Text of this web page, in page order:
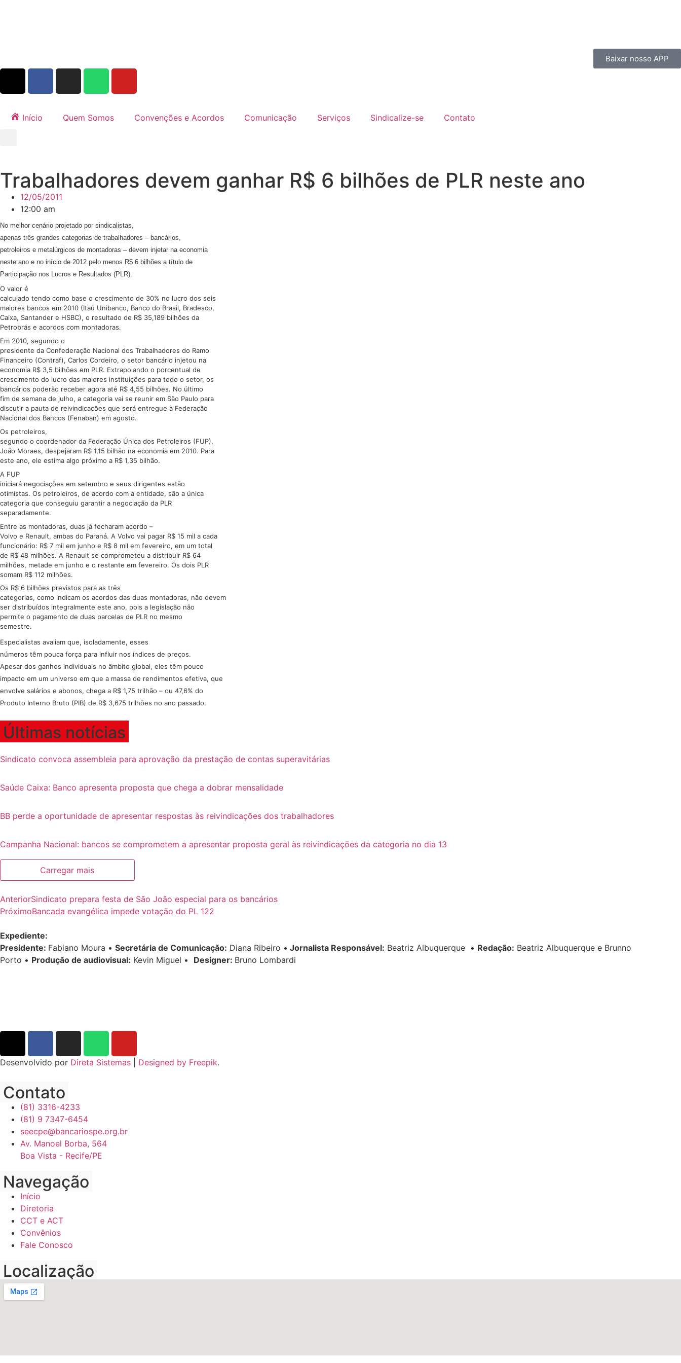
Baixar nosso APP
Início Quem Somos Convenções e Acordos Comunicação Serviços Sindicalize-se Contato
Trabalhadores devem ganhar R$ 6 bilhões de PLR neste ano
12/05/2011
12:00 am
No melhor cenário projetado por sindicalistas,
apenas três grandes categorias de trabalhadores – bancários,
petroleiros e metalúrgicos de montadoras – devem injetar na economia
neste ano e no início de 2012 pelo menos R$ 6 bilhões a título de
Participação nos Lucros e Resultados (PLR).
O valor é
calculado tendo como base o crescimento de 30% no lucro dos seis
maiores bancos em 2010 (Itaú Unibanco, Banco do Brasil, Bradesco,
Caixa, Santander e HSBC), o resultado de R$ 35,189 bilhões da
Petrobrás e acordos com montadoras.
Em 2010, segundo o
presidente da Confederação Nacional dos Trabalhadores do Ramo
Financeiro (Contraf), Carlos Cordeiro, o setor bancário injetou na
economia R$ 3,5 bilhões em PLR. Extrapolando o porcentual de
crescimento do lucro das maiores instituições para todo o setor, os
bancários poderão receber agora até R$ 4,55 bilhões. No último
fim de semana de julho, a categoria vai se reunir em São Paulo para
discutir a pauta de reivindicações que será entregue à Federação
Nacional dos Bancos (Fenaban) em agosto.
Os petroleiros,
segundo o coordenador da Federação Única dos Petroleiros (FUP),
João Moraes, despejaram R$ 1,15 bilhão na economia em 2010. Para
este ano, ele estima algo próximo a R$ 1,35 bilhão.
A FUP
iniciará negociações em setembro e seus dirigentes estão
otimistas. Os petroleiros, de acordo com a entidade, são a única
categoria que conseguiu garantir a negociação da PLR
separadamente.
Entre as montadoras, duas já fecharam acordo –
Volvo e Renault, ambas do Paraná. A Volvo vai pagar R$ 15 mil a cada
funcionário: R$ 7 mil em junho e R$ 8 mil em fevereiro, em um total
de R$ 48 milhões. A Renault se comprometeu a distribuir R$ 64
milhões, metade em junho e o restante em fevereiro. Os dois PLR
somam R$ 112 milhões.
Os R$ 6 bilhões previstos para as três
categorias, como indicam os acordos das duas montadoras, não devem
ser distribuídos integralmente este ano, pois a legislação não
permite o pagamento de duas parcelas de PLR no mesmo
semestre.
Especialistas avaliam que, isoladamente, esses
números têm pouca força para influir nos índices de preços.
Apesar dos ganhos individuais no âmbito global, eles têm pouco
impacto em um universo em que a massa de rendimentos efetiva, que
envolve salários e abonos, chega a R$ 1,75 trilhão – ou 47,6% do
Produto Interno Bruto (PIB) de R$ 3,675 trilhões no ano passado.
Últimas notícias
Sindicato convoca assembleia para aprovação da prestação de contas superavitárias
Saúde Caixa: Banco apresenta proposta que chega a dobrar mensalidade
BB perde a oportunidade de apresentar respostas às reivindicações dos trabalhadores
Campanha Nacional: bancos se comprometem a apresentar proposta geral às reivindicações da categoria no dia 13
Carregar mais
AnteriorSindicato prepara festa de São João especial para os bancários
PróximoBancada evangélica impede votação do PL 122
Expediente:
Presidente: Fabiano Moura • Secretária de Comunicação: Diana Ribeiro • Jornalista Responsável: Beatriz Albuquerque • Redação: Beatriz Albuquerque e Brunno
Porto • Produção de audiovisual: Kevin Miguel • Designer: Bruno Lombardi
Desenvolvido por Direta Sistemas Designed by Freepik.
Contato
(81) 3316-4233
(81) 9 7347-6454
seecpe@bancariospe.org.br
Av. Manoel Borba, 564
Boa Vista - Recife/PE
Navegação
Início
Diretoria
CCT e ACT
Convênios
Fale Conosco
Localização